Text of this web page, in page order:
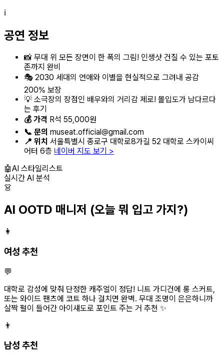
ℹ️
공연 정보
📸 무대 위 모든 장면이 한 폭의 그림! 인생샷 건질 수 있는 포토
존까지 완비
🎭 2030 세대의 연애와 이별을 현실적으로 그려내 공감
200% 보장
💡 소극장의 장점인 배우와의 거리감 제로! 몰입도가 남다르다
는 후기
💰 가격 R석 55,000원
📞 문의 museat.official@gmail.com
📍 위치 서울특별시 종로구 대학로8가길 52 대학로 스카이씨
어터 6층 네이버 지도 보기 >
🤖AI 스타일리스트
실시간 AI 분석
👗
AI OOTD 매니저 (오늘 뭐 입고 가지?)
👩
여성 추천
💬
대학로 감성에 맞춰 단정한 캐주얼이 정답! 니트 가디건에 롱 스커트,
또는 와이드 팬츠에 코트 하나 걸치면 완벽. 무대 조명이 은은하니까
살짝 펄이 들어간 아이섀도로 포인트 주는 거 추천 ✨
👨
남성 추천